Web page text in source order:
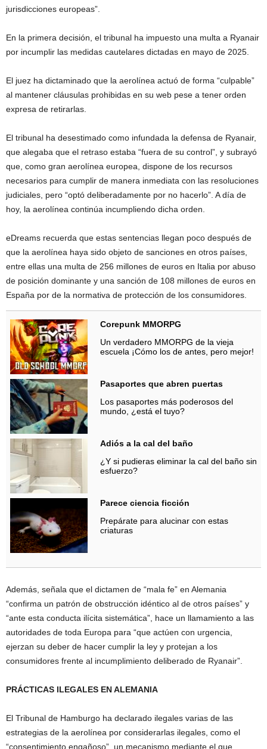
jurisdicciones europeas”.
En la primera decisión, el tribunal ha impuesto una multa a Ryanair
por incumplir las medidas cautelares dictadas en mayo de 2025.
El juez ha dictaminado que la aerolínea actuó de forma “culpable”
al mantener cláusulas prohibidas en su web pese a tener orden
expresa de retirarlas.
El tribunal ha desestimado como infundada la defensa de Ryanair,
que alegaba que el retraso estaba “fuera de su control”, y subrayó
que, como gran aerolínea europea, dispone de los recursos
necesarios para cumplir de manera inmediata con las resoluciones
judiciales, pero “optó deliberadamente por no hacerlo”. A día de
hoy, la aerolínea continúa incumpliendo dicha orden.
eDreams recuerda que estas sentencias llegan poco después de
que la aerolínea haya sido objeto de sanciones en otros países,
entre ellas una multa de 256 millones de euros en Italia por abuso
de posición dominante y una sanción de 108 millones de euros en
España por de la normativa de protección de los consumidores.
Corepunk MMORPG
Un verdadero MMORPG de la vieja
escuela ¡Cómo los de antes, pero mejor!
Pasaportes que abren puertas
Los pasaportes más poderosos del
mundo, ¿está el tuyo?
Adiós a la cal del baño
¿Y si pudieras eliminar la cal del baño sin
esfuerzo?
Parece ciencia ficción
Prepárate para alucinar con estas
criaturas
Además, señala que el dictamen de “mala fe” en Alemania
“confirma un patrón de obstrucción idéntico al de otros países” y
“ante esta conducta ilícita sistemática”, hace un llamamiento a las
autoridades de toda Europa para “que actúen con urgencia,
ejerzan su deber de hacer cumplir la ley y protejan a los
consumidores frente al incumplimiento deliberado de Ryanair”.
PRÁCTICAS ILEGALES EN ALEMANIA
El Tribunal de Hamburgo ha declarado ilegales varias de las
estrategias de la aerolínea por considerarlas ilegales, como el
“consentimiento engañoso”, un mecanismo mediante el que